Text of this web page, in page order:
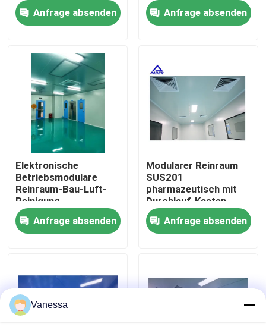
Produkte
Über uns
Fabrik-Ausflug
Qualitätskontrolle
Treten Sie mit uns in Verbindung
Nachrichten
Modularer Operationssaal
Modularer Reinraum
Anfrage absenden
Anfrage absenden
Elektronische
Betriebsmodulare
Reinraum-Bau-Luft-
Reinigung
Anfrage absenden
Modularer Reinraum
SUS201
pharmazeutisch mit
Durchlauf-Kasten-
Ausrüstung
Anfrage absenden
Vanessa